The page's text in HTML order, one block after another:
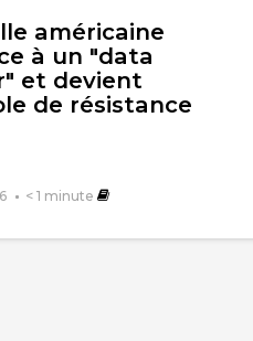
américaine
à un "data
et devient
de résistance
< 1 minute